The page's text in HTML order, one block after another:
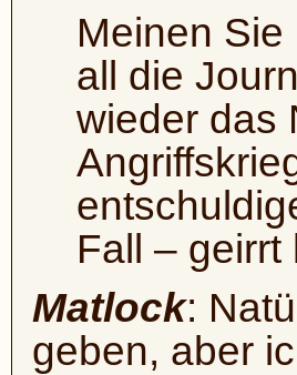
Meinen
all die
wieder das
Fall – geirrt
Matlock:
geben, aber